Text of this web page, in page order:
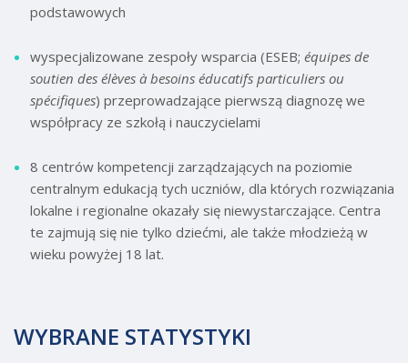
podstawowych
wyspecjalizowane zespoły wsparcia (ESEB; équipes de
soutien des élèves à besoins éducatifs particuliers ou
spécifiques) przeprowadzające pierwszą diagnozę we
współpracy ze szkołą i nauczycielami
8 centrów kompetencji zarządzających na poziomie
centralnym edukacją tych uczniów, dla których rozwiązania
lokalne i regionalne okazały się niewystarczające. Centra
te zajmują się nie tylko dziećmi, ale także młodzieżą w
wieku powyżej 18 lat.
WYBRANE STATYSTYKI